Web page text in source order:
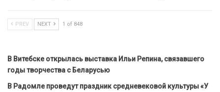
PREV NEXT 1 of 848
В Витебске открылась выставка Ильи Репина, связавшего
годы творчества с Беларусью
В Радомле проведут праздник средневековой культуры «У